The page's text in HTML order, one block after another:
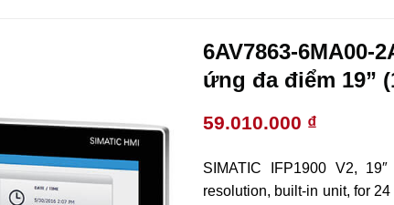
6AV7863-6MA00-
ứng đa điểm 19”
59.010.000 ₫
SIMATIC IFP1900 V2,
resolution, built-in unit, for